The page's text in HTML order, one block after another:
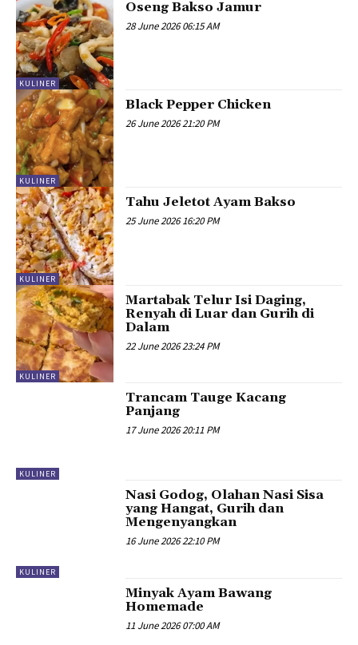
KULINER
Oseng Bakso Jamur
28 June 2026 06:15 AM
KULINER
Black Pepper Chicken
26 June 2026 21:20 PM
KULINER
Tahu Jeletot Ayam Bakso
25 June 2026 16:20 PM
KULINER
Martabak Telur Isi Daging,
Renyah di Luar dan Gurih di
Dalam
22 June 2026 23:24 PM
KULINER
Trancam Tauge Kacang
Panjang
17 June 2026 20:11 PM
KULINER
Nasi Godog, Olahan Nasi Sisa
yang Hangat, Gurih dan
Mengenyangkan
16 June 2026 22:10 PM
Minyak Ayam Bawang
Homemade
11 June 2026 07:00 AM